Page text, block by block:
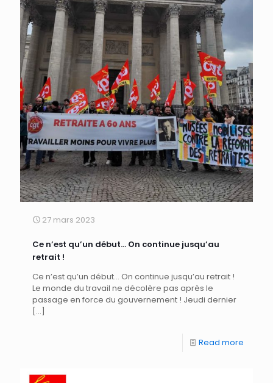
27 mars 2023
Ce n’est qu’un début… On continue jusqu’au
retrait !
Ce n’est qu’un début… On continue jusqu’au retrait !
Le monde du travail ne décolère pas après le
passage en force du gouvernement ! Jeudi dernier
[…]
Read more